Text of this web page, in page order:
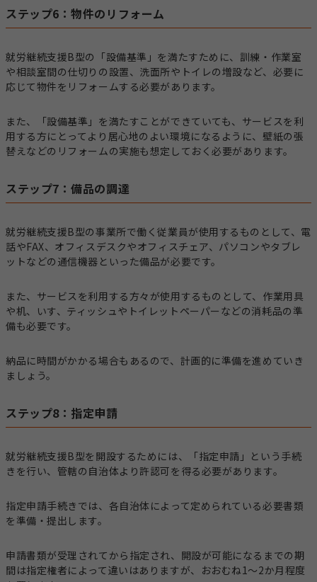
ステップ6：物件のリフォーム
就労継続支援B型の「設備基準」を満たすために、訓練・作業室
や相談室間の仕切りの設置、洗面所やトイレの増設など、必要に
応じて物件をリフォームする必要があります。
また、「設備基準」を満たすことができていても、サービスを利
用する方にとってより居心地のよい環境になるように、壁紙の張
替えなどのリフォームの実施も想定しておく必要があります。
ステップ7：備品の調達
就労継続支援B型の事業所で働く従業員が使用するものとして、電
話やFAX、オフィスデスクやオフィスチェア、パソコンやタブレ
ットなどの通信機器といった備品が必要です。
また、サービスを利用する方々が使用するものとして、作業用具
や机、いす、ティッシュやトイレットペーパーなどの消耗品の準
備も必要です。
納品に時間がかかる場合もあるので、計画的に準備を進めていき
ましょう。
ステップ8：指定申請
就労継続支援B型を開設するためには、「指定申請」という手続
きを行い、管轄の自治体より許認可を得る必要があります。
指定申請手続きでは、各自治体によって定められている必要書類
を準備・提出します。
申請書類が受理されてから指定され、開設が可能になるまでの期
間は指定権者によって違いはありますが、おおむね1～2か月程度